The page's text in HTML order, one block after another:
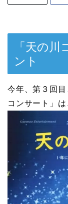
「天の
ント
今年、第３回
コンサート」